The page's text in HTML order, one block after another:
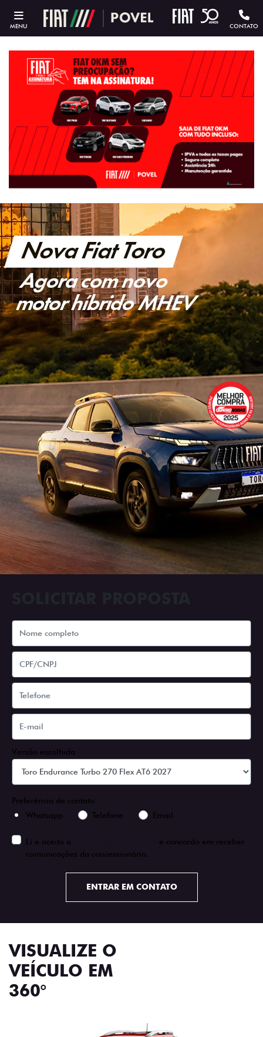
MENU CONTATO
Versão escolhida
Preferência de contato:
Whatsapp
Telefone Email
Li e aceito a
e concordo em receber
comunicações da concessionária.
ENTRAR EM CONTATO
VISUALIZE O
VEÍCULO EM
360°